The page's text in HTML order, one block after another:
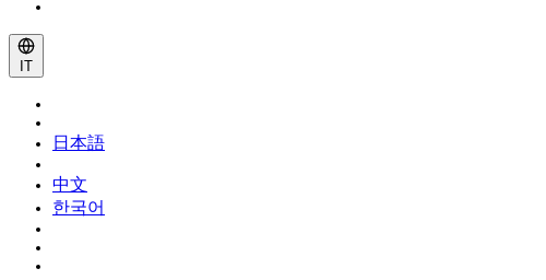
IT
日本語
中文
한국어